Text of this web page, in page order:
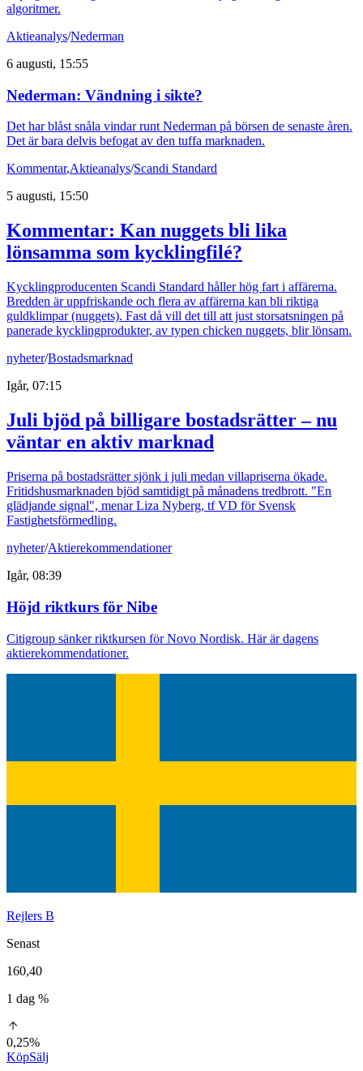
algoritmer.
Aktieanalys/Nederman
6 augusti, 15:55
Nederman: Vändning i sikte?
Det har blåst snåla vindar runt Nederman på börsen de senaste åren.
Det är bara delvis befogat av den tuffa marknaden.
Kommentar,Aktieanalys/Scandi Standard
5 augusti, 15:50
Kommentar: Kan nuggets bli lika
lönsamma som kycklingfilé?
Kycklingproducenten Scandi Standard håller hög fart i affärerna.
Bredden är uppfriskande och flera av affärerna kan bli riktiga
guldklimpar (nuggets). Fast då vill det till att just storsatsningen på
panerade kycklingprodukter, av typen chicken nuggets, blir lönsam.
nyheter/Bostadsmarknad
Igår, 07:15
Juli bjöd på billigare bostadsrätter – nu
väntar en aktiv marknad
Priserna på bostadsrätter sjönk i juli medan villapriserna ökade.
Fritidshusmarknaden bjöd samtidigt på månadens tredbrott. "En
glädjande signal", menar Liza Nyberg, tf VD för Svensk
Fastighetsförmedling.
nyheter/Aktierekommendationer
Igår, 08:39
Höjd riktkurs för Nibe
Citigroup sänker riktkursen för Novo Nordisk. Här är dagens
aktierekommendationer.
Rejlers B
Senast
160,40
1 dag %
0,25%
KöpSälj